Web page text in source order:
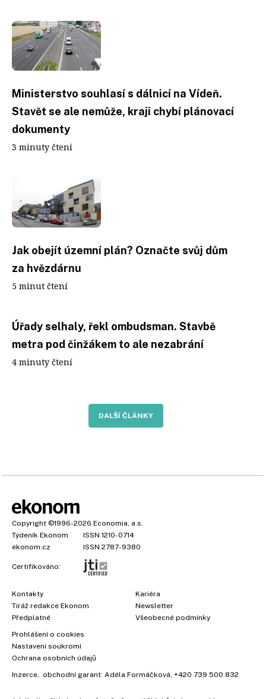
Ministerstvo souhlasí s dálnicí na Vídeň.
Stavět se ale nemůže, kraji chybí plánovací
dokumenty
3 minuty čtení
Jak obejít územní plán? Označte svůj dům
za hvězdárnu
5 minut čtení
Úřady selhaly, řekl ombudsman. Stavbě
metra pod činžákem to ale nezabrání
4 minuty čtení
DALŠÍ ČLÁNKY
Copyright ©1996-2026 Economia, a.s.
Týdeník Ekonom
ISSN 1210-0714
ekonom.cz
ISSN 2787-9380
Certifikováno:
Kontakty
Tiráž redakce Ekonom
Předplatné
Kariéra
Newsletter
Všeobecné podmínky
Prohlášení o cookies
Nastavení soukromí
Ochrana osobních údajů
Inzerce , obchodní garant: Adéla Formáčková +420 739 500 832